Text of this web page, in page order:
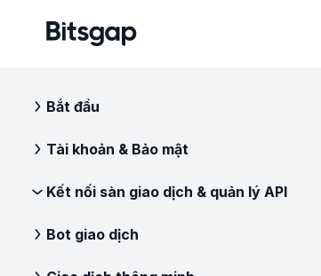
Bắt đầu
Tài khoản & Bảo mật
Kết nối sàn giao dịch & quản lý API
Bot giao dịch